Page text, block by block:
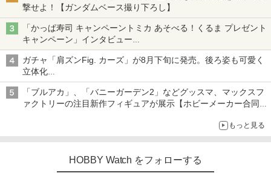
撃せよ！【ガンダムベース撮り下ろし】
「かっぱ寿司 キャンペーントミカ あそべる！くるま プレゼント
キャンペーン」インタビュー
子どもが楽しめるかっぱ寿司ならではの体験とコラボの楽しさを
追求
ガチャ「肩ズンFig. カーズ」が8月下旬に発売。後ろ姿も可愛く
立体化
ライトニング・マックィーンやメーターなど4種がラインナップ
「ブルアカ」、「バニーガーデン2」などグッスマ、マックスフ
ァクトリーの注目新作フィギュアが展示【ホビーメーカー合同展
もっと見る
HOBBY Watch をフォローする